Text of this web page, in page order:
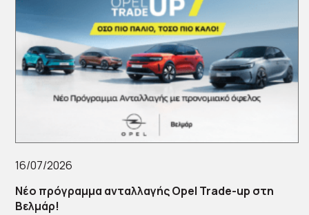
16/07/2026
Νέο πρόγραμμα ανταλλαγής Opel Trade-up στη
Βελμάρ!